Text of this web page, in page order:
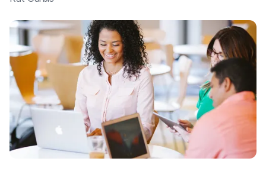
p
t
n
a
e
n